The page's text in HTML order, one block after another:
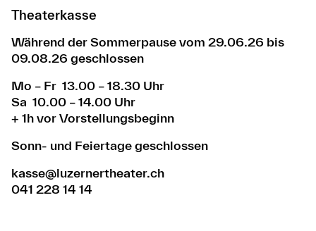
Theaterkasse
Während der Sommerpause vom 29.06.26 bis
09.08.26 geschlossen
Mo – Fr 13.00 – 18.30 Uhr
Sa 10.00 – 14.00 Uhr
+ 1h vor Vorstellungsbeginn
Sonn- und Feiertage geschlossen
kasse@luzernertheater.ch
041 228 14 14